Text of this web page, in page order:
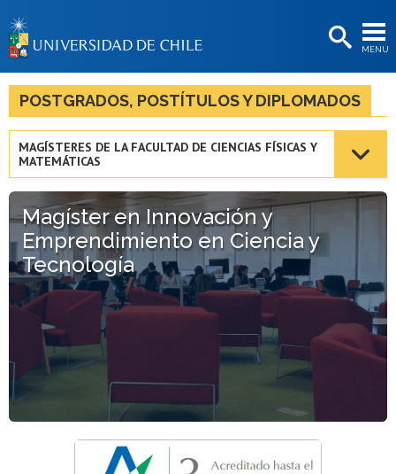
MENÚ
BIBLIOTECAS
LA UNIVERSIDAD
Académicas/os
Funcionarias/os
Egresadas/os
POSTGRADOS, POSTÍTULOS Y DIPLOMADOS
MAGÍSTERES DE LA FACULTAD DE CIENCIAS FÍSICAS Y
MATEMÁTICAS
Magíster en Innovación y
Emprendimiento en Ciencia y
Tecnología